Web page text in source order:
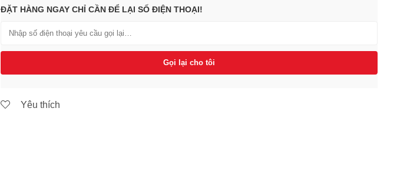
ĐẶT HÀNG NGAY CHỈ CẦN ĐỂ LẠI SỐ ĐIỆN THOẠI!
Gọi lại cho tôi
Yêu thích